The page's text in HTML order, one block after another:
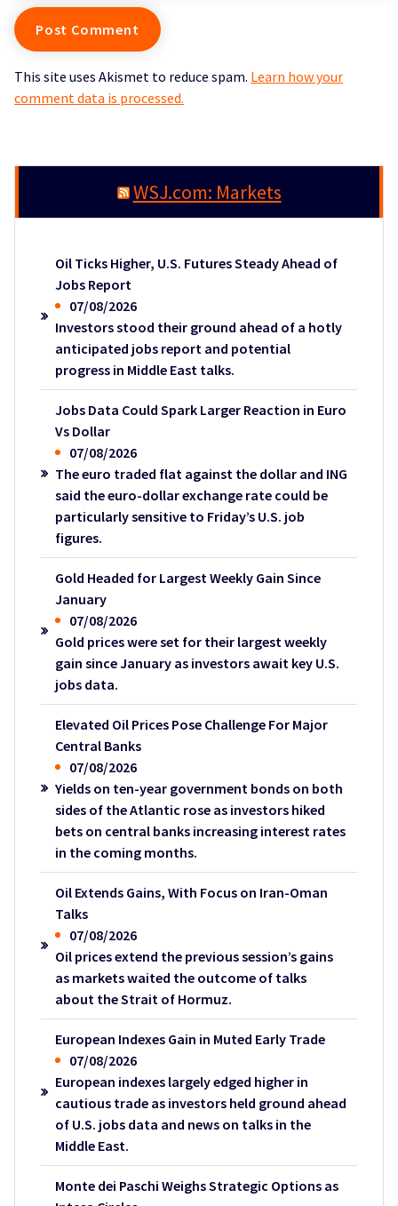
This site uses Akismet to reduce spam. Learn how your
comment data is processed.
WSJ.com: Markets
Oil Ticks Higher, U.S. Futures Steady Ahead of
Jobs Report
07/08/2026
Investors stood their ground ahead of a hotly
anticipated jobs report and potential
progress in Middle East talks.
Jobs Data Could Spark Larger Reaction in Euro
Vs Dollar
07/08/2026
The euro traded flat against the dollar and ING
said the euro-dollar exchange rate could be
particularly sensitive to Friday’s U.S. job
figures.
Gold Headed for Largest Weekly Gain Since
January
07/08/2026
Gold prices were set for their largest weekly
gain since January as investors await key U.S.
jobs data.
Elevated Oil Prices Pose Challenge For Major
Central Banks
07/08/2026
Yields on ten-year government bonds on both
sides of the Atlantic rose as investors hiked
bets on central banks increasing interest rates
in the coming months.
Oil Extends Gains, With Focus on Iran-Oman
Talks
07/08/2026
Oil prices extend the previous session’s gains
as markets waited the outcome of talks
about the Strait of Hormuz.
European Indexes Gain in Muted Early Trade
07/08/2026
European indexes largely edged higher in
cautious trade as investors held ground ahead
of U.S. jobs data and news on talks in the
Middle East.
Monte dei Paschi Weighs Strategic Options as